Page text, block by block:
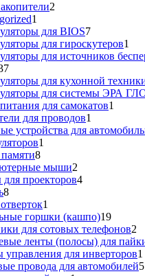
2
1
товар
для BIOS77
товаров
для гироскутеров1
для источников
37
товаровдля кухонной
для системы ЭРА
для самокатов1
для проводов1
товар
устройства для
1
88
товаров
мыши2
товара
проекторов44
88
товаров1
товар
горшки (кашпо)1919
товаров
для сотовых телефонов2
ленты (полосы) для
управления для инверторов1
провода для автомобилей55